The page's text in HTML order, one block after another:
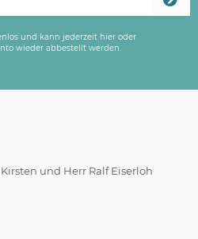
und kann jederzeit hier oder
wieder abbestellt werden.
und Herr Ralf Eiserloh